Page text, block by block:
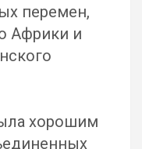
перемен,
Африки и
хорошим